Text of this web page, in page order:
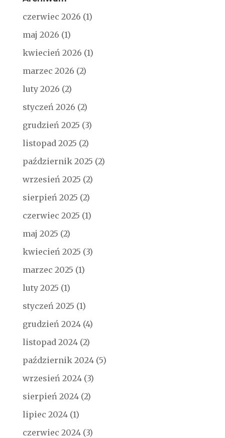
czerwiec 2026 (1)
maj 2026 (1)
kwiecień 2026 (1)
marzec 2026 (2)
luty 2026 (2)
styczeń 2026 (2)
grudzień 2025 (3)
listopad 2025 (2)
październik 2025 (2)
wrzesień 2025 (2)
sierpień 2025 (2)
czerwiec 2025 (1)
maj 2025 (2)
kwiecień 2025 (3)
marzec 2025 (1)
luty 2025 (1)
styczeń 2025 (1)
grudzień 2024(4)
listopad 2024(2)
październik 2024(5)
wrzesień 2024(3)
sierpień 2024(2)
lipiec 2024(1)
czerwiec 2024(3)